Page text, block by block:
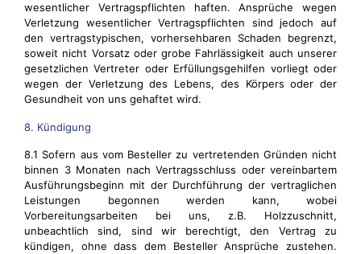
wesentlicher Vertragspflichten haften. Ansprüche wegen
Verletzung wesentlicher Vertragspflichten sind jedoch auf
den vertragstypischen, vorhersehbaren Schaden begrenzt,
soweit nicht Vorsatz oder grobe Fahrlässigkeit auch unserer
gesetzlichen Vertreter oder Erfüllungsgehilfen vorliegt oder
wegen der Verletzung des Lebens, des Körpers oder der
Gesundheit von uns gehaftet wird.
8. Kündigung
8.1 Sofern aus vom Besteller zu vertretenden Gründen nicht
binnen 3 Monaten nach Vertragsschluss oder vereinbartem
Ausführungsbeginn mit der Durchführung der vertraglichen
Leistungen begonnen werden kann, wobei
Vorbereitungsarbeiten bei uns, z.B. Holzzuschnitt,
unbeachtlich sind, sind wir berechtigt, den Vertrag zu
kündigen, ohne dass dem Besteller Ansprüche zustehen.